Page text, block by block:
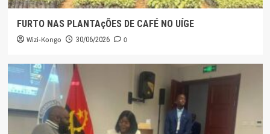
FURTO NAS PLANTAçÕES DE CAFÉ NO UÍGE
Wizi-Kongo 30/06/2026 0